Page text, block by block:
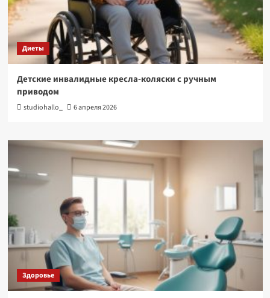
Диеты
Детские инвалидные кресла-коляски с ручным
приводом
studiohallo_ 6 апреля 2026
Здоровье